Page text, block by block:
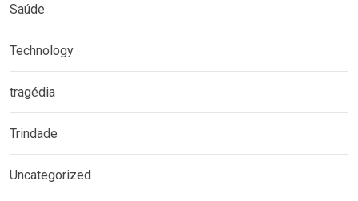
Saúde
Technology
tragédia
Trindade
Uncategorized